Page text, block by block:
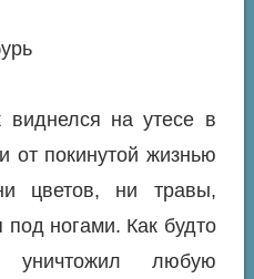
виднелся на утесе в
от покинутой жизнью
цветов, ни травы,
ногами. Как будто
уничтожил любую